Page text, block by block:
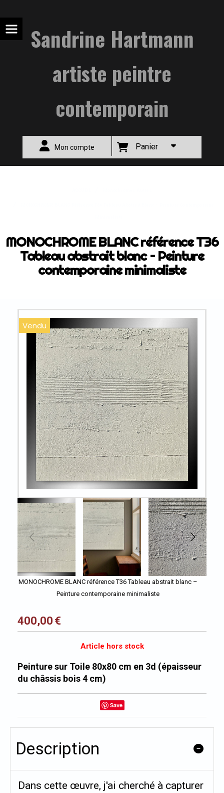
Sandrine Hartmann
artiste peintre
contemporain
Mon compte Panier
MONOCHROME BLANC référence T36
Tableau abstrait blanc – Peinture
contemporaine minimaliste
Vendu
MONOCHROME BLANC référence T36 Tableau abstrait blanc –
Peinture contemporaine minimaliste
400,00 €
Article hors stock
Peinture sur Toile 80x80 cm en 3d (épaisseur
du châssis bois 4 cm)
Save
Description
Dans cette œuvre, j'ai cherché à capturer